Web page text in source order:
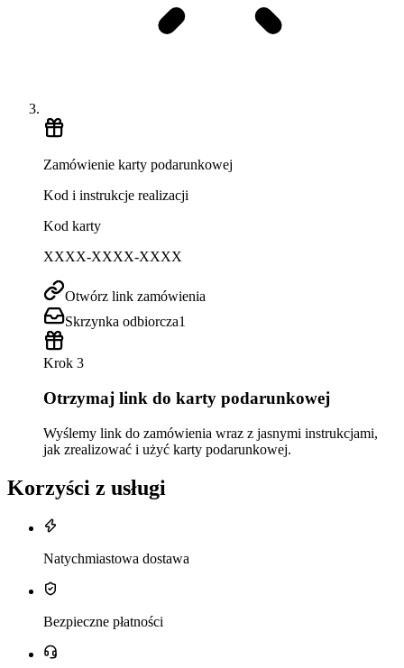
Zamówienie karty podarunkowej
Kod i instrukcje realizacji
Kod karty
XXXX-XXXX-XXXX
Otwórz link zamówienia
Skrzynka odbiorcza1
Krok 3
Otrzymaj link do karty podarunkowej
Wyślemy link do zamówienia wraz z jasnymi instrukcjami,
jak zrealizować i użyć karty podarunkowej.
Korzyści z usługi
Natychmiastowa dostawa
Bezpieczne płatności